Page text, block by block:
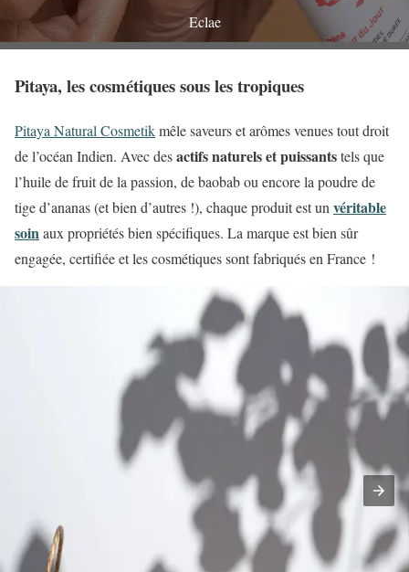
Eclae
Pitaya, les cosmétiques sous les tropiques
Pitaya Natural Cosmetikmêle saveurs et arômes venues tout droit
de l’océan Indien. Avec desactifs naturels et puissantstels que
l’huile de fruit de la passion, de baobab ou encore la poudre de
tige d’ananas (et bien d’autres !), chaque produit est un véritable
soinaux propriétés bien spécifiques. La marque est bien sûr
engagée, certifiée et les cosmétiques sont fabriqués en France !